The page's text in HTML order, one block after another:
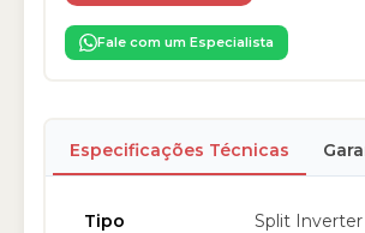
Fale com um Especialista
Especificações Técnicas
Tipo Split Inverter